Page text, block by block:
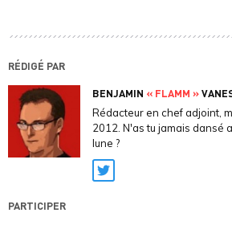
RÉDIGÉ PAR
BENJAMIN « FLAMM »
Rédacteur en chef adjoint,
2012. N'as tu jamais dansé
lune ?
Twitter
PARTICIPER